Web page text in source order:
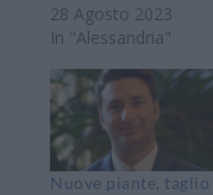
28 Agosto 2023
In "Alessandria"
Nuove piante, taglio